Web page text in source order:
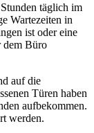
täglich im
Wartezeiten in
ist oder eine
dem Büro
auf die
Türen haben
aufbekommen.
werden.